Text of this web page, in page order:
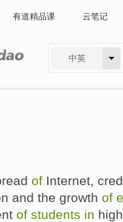
有道精品课 云笔记
中英
of Internet,
and the growth of
of students in